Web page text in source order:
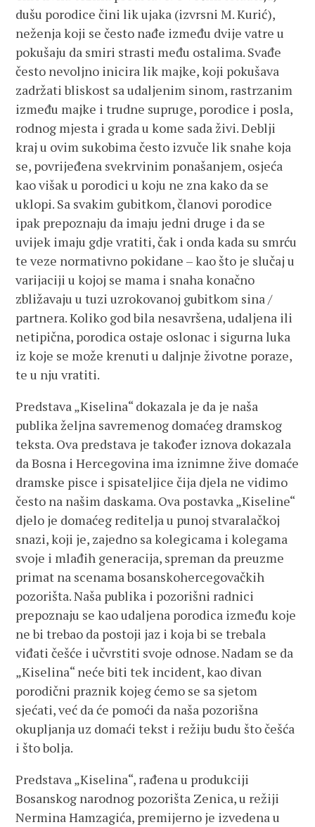
dušu porodice čini lik ujaka (izvrsni M. Kurić),
neženja koji se često nađe između dvije vatre u
pokušaju da smiri strasti među ostalima. Svađe
često nevoljno inicira lik majke, koji pokušava
zadržati bliskost sa udaljenim sinom, rastrzanim
između majke i trudne supruge, porodice i posla,
rodnog mjesta i grada u kome sada živi. Deblji
kraj u ovim sukobima često izvuče lik snahe koja
se, povrijeđena svekrvinim ponašanjem, osjeća
kao višak u porodici u koju ne zna kako da se
uklopi. Sa svakim gubitkom, članovi porodice
ipak prepoznaju da imaju jedni druge i da se
uvijek imaju gdje vratiti, čak i onda kada su smrću
te veze normativno pokidane – kao što je slučaj u
varijaciji u kojoj se mama i snaha konačno
zbližavaju u tuzi uzrokovanoj gubitkom sina /
partnera. Koliko god bila nesavršena, udaljena ili
netipična, porodica ostaje oslonac i sigurna luka
iz koje se može krenuti u daljnje životne poraze,
te u nju vratiti.
Predstava „Kiselina“ dokazala je da je naša
publika željna savremenog domaćeg dramskog
teksta. Ova predstava je također iznova dokazala
da Bosna i Hercegovina ima iznimne žive domaće
dramske pisce i spisateljice čija djela ne vidimo
često na našim daskama. Ova postavka „Kiseline“
djelo je domaćeg reditelja u punoj stvaralačkoj
snazi, koji je, zajedno sa kolegicama i kolegama
svoje i mlađih generacija, spreman da preuzme
primat na scenama bosanskohercegovačkih
pozorišta. Naša publika i pozorišni radnici
prepoznaju se kao udaljena porodica između koje
ne bi trebao da postoji jaz i koja bi se trebala
viđati češće i učvrstiti svoje odnose. Nadam se da
„Kiselina“ neće biti tek incident, kao divan
porodični praznik kojeg ćemo se sa sjetom
sjećati, već da će pomoći da naša pozorišna
okupljanja uz domaći tekst i režiju budu što češća
i što bolja.
Predstava „Kiselina“, rađena u produkciji
Bosanskog narodnog pozorišta Zenica, u režiji
Nermina Hamzagića, premijerno je izvedena u